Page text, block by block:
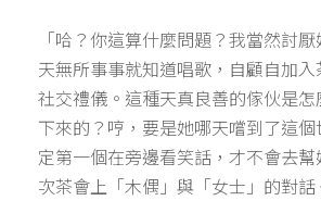
「哈？你這算什麼問題？我當然討
天無所事事就知道唱歌，自顧自加
社交禮儀。這種天真良善的傢伙是
下來的？哼，要是她哪天嚐到了這
定第一個在旁邊看笑話，才不會去
次茶會上「木偶」與「女士」的對